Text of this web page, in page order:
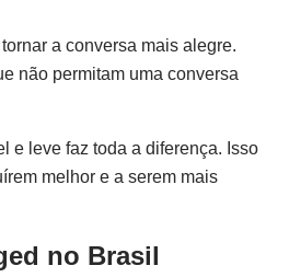
a conversa mais alegre.
não permitam uma conversa
e leve faz toda a diferença. Isso
melhor e a serem mais
no Brasil